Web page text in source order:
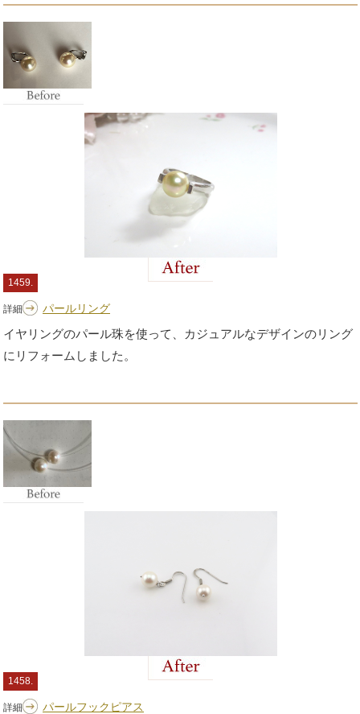
1459.
詳細 パールリング
イヤリングのパール珠を使って、カジュアルなデザインのリング
にリフォームしました。
1458.
詳細 パールフックピアス